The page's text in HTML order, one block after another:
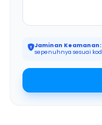
Jaminan Keamanan:
sepenuhnya sesuai